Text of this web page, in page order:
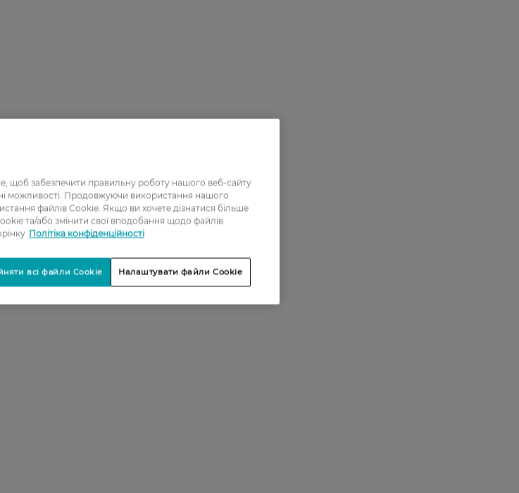
щоб забезпечити правильну роботу нашого веб-сайту
можливості. Продовжуючи використання нашого
файлів Cookie. Якщо ви хочете дізнатися більше
та/або змінити свої вподобання щодо файлів
Політіка конфіденційності
Налаштувати файли Cookie
всі файли Cookie